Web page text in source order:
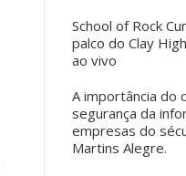
School of Rock
palco do Clay
ao vivo
A importância do
segurança da
empresas do
Martins Alegre.